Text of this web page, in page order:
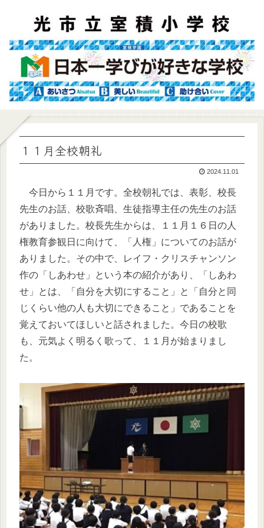
１１月全校朝礼
2024.11.01
今日から１１月です。全校朝礼では、表彰、校長
先生のお話、校歌斉唱、生徒指導主任の先生のお話
がありました。校長先生からは、１１月１６日の人
権教育参観日に向けて、「人権」についてのお話が
ありました。その中で、レイフ・クリスチャンソン
作の「しあわせ」という本の紹介があり、「しあわ
せ」とは、「自分を大切にすること」と「自分と同
じくらい他の人も大切にできること」であることを
覚えておいてほしいと話されました。今日の校歌
も、元気よく明るく歌って、１１月が始まりまし
た。